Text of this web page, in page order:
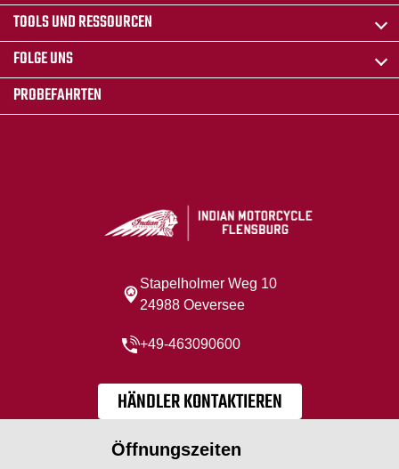
TOOLS UND RESSOURCEN
FOLGE UNS
PROBEFAHRTEN
Stapelholmer Weg 10
24988 Oeversee
+49-463090600
HÄNDLER KONTAKTIEREN
Öffnungszeiten